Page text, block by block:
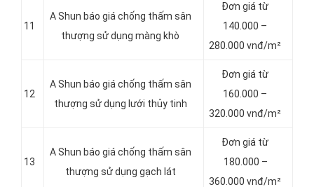
11
A Shun báo giá chống thấm sân
thượng sử dụng màng khò
Đơn giá từ
140.000 –
280.000 vnđ/m²
12
A Shun báo giá chống thấm sân
thượng sử dụng lưới thủy tinh
Đơn giá từ
160.000 –
320.000 vnđ/m²
13
A Shun báo giá chống thấm sân
thượng sử dụng gạch lát
Đơn giá từ
180.000 –
360.000 vnđ/m²